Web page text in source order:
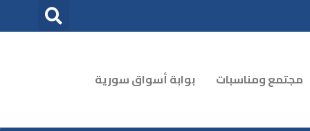
مجتمع ومناسبات بوابة أسواق سورية